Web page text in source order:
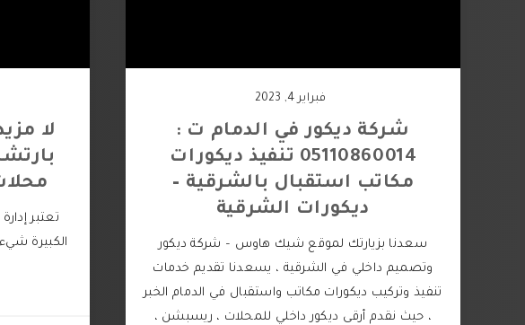
لا
تعتبر
الكبيرة
فبراير 4, 2023
شركة ديكور في الدمام ت :
05110860014 تنفيذ ديكورات
مكاتب استقبال بالشرقية –
ديكورات الشرقية
سعدنا بزيارتك لموقع شيك هاوس – شركة ديكور
وتصميم داخلي في الشرقية ، يسعدنا تقديم خدمات
تنفيذ وتركيب ديكورات مكاتب واستقبال في الدمام الخبر
، حيث نقدم أرقى ديكور داخلي للمحلات ، ريسبشن ،